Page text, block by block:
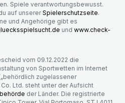
Spiele verantwortungsbewusst.
auf unsererSpielerschutzseite.
und Angehörige gibt es
und www.check-
vom 09.12.2022 die
von Sportwetten im Internet
zugelassener
Ltd. steht unter der Aufsicht
der Länder. Die registrierte